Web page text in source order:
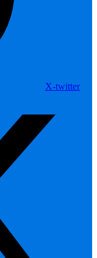
X-twitter